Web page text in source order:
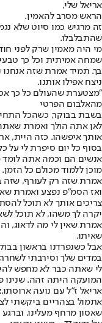
אריאל שלי,
הראש מסרב להאמין.
זה מרגיש כמו סיוט שלא
שהתבלבלו.
מי היה מאמין שרק לפני
שמחה אמיתית וכל כך
בך. תמיד אמרת שזה אנחנו
ניצח אפילו אותנו.
"מצטערת שהעולם כל כך
מהאלבום הפרטי
בשבת בבוקר, כשהכל
לאן אתה הולך ואמרת
אותך איפשהו. כזה היית,
בסוף כל יום סיפרת לי על
אנשים הם וכמה אתה
מוכן ללמוד מכולם כל
אמרת שזה רק לעורף, שזה
ואז הסמ"פ נפצע ואמרת
צריכים אותך לא תוכל
יקרה לך משהו, לא תוכל
אמרת שאין לי מה לדאוג,
שאיתו.
אבל כשנפרדנו בראשון
במדים שלך וסירבתי
לי שאתה כבר לא מחפש
המועקה היתה זהה. שנינו
אריאל ז"ל עם נועה
אתמול בצהריים ביקשתי
שאסון מרחף מעלינו.